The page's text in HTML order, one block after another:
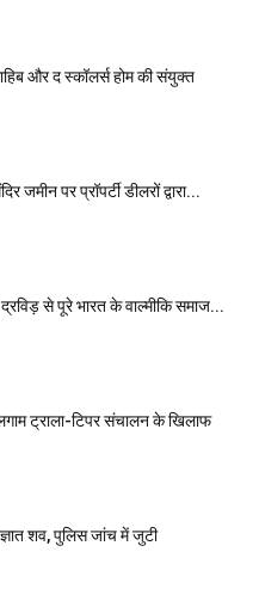
और द स्कॉलर्स होम की संयुक्त
जमीन पर प्रॉपर्टी डीलरों द्वारा...
से पूरे भारत के वाल्मीकि समाज...
ट्राला-टिपर संचालन के खिलाफ
शव, पुलिस जांच में जुटी